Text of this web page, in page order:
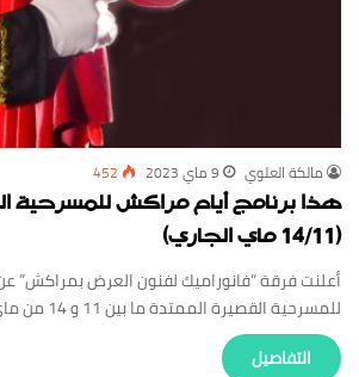
مالكة العلوي 9 ماي 2023 452
هذا برنامج أيام مراكش للمسرحية
(14/11 ماي الجاري)
أعلنت فرقة “فانوراميك لفنون العرض بمراكش”
للمسرحية القصيرة الممتدة ما بين 11 و 14 من ماي…
‏التفاصيل